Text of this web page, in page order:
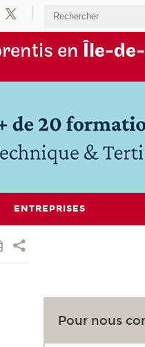
en Île-
ENTREPRISES
Pour nous